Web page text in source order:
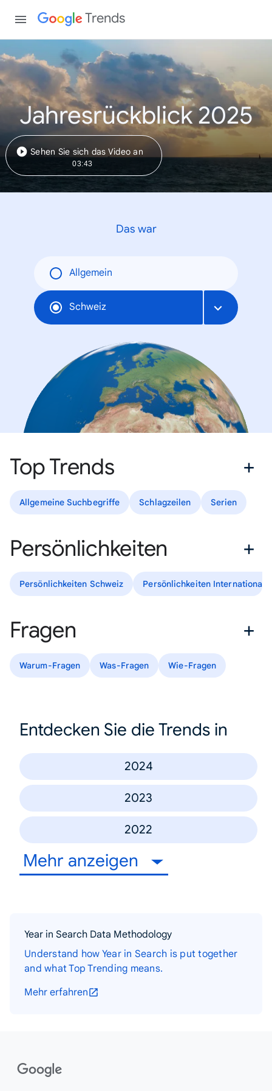
Trends
Jahresrückblick 2025
Sehen Sie sich das Video an
03:43
Das war
Allgemein
Schweiz
Top Trends
Allgemeine Suchbegriffe Schlagzeilen Serien
Persönlichkeiten
Persönlichkeiten Schweiz Persönlichkeiten International
Fragen
Warum-Fragen Was-Fragen Wie-Fragen
Entdecken Sie die Trends in
2024
2023
2022
Mehr anzeigen
Year in Search Data Methodology
Understand how Year in Search is put together
and what Top Trending means.
Mehr erfahren